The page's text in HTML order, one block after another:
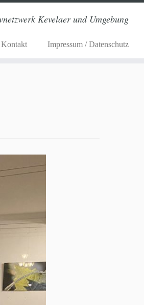
Kevelaer und Umgebung
Kontakt Impressum / Datenschutz